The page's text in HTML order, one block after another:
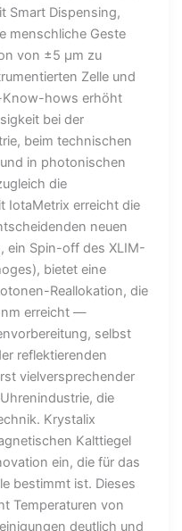
Smart Dispensing,
menschliche Geste
von ±5 µm zu
Zelle und
Know-hows erhöht
bei der
beim technischen
in photonischen
die
IotaMetrix erreicht die
neuen
ein Spin-off des XLIM-
bietet eine
Reallokation, die
nm erreicht —
selbst
reflektierenden
vielversprechender
die
Krystalix
Kalttiegel
ein, die für das
bestimmt ist. Dieses
Temperaturen von
deutlich und